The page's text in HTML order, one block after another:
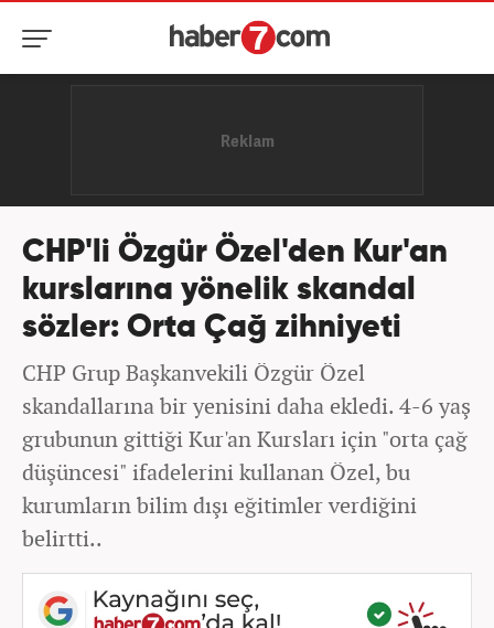
CHP'li Özgür Özel'den Kur'an
kurslarına yönelik skandal
sözler: Orta Çağ zihniyeti
CHP Grup Başkanvekili Özgür Özel
skandallarına bir yenisini daha ekledi. 4-6 yaş
grubunun gittiği Kur'an Kursları için "orta çağ
düşüncesi" ifadelerini kullanan Özel, bu
kurumların bilim dışı eğitimler verdiğini
belirtti..